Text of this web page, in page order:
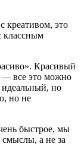
креативом, это
классным
Красивый
— все это можно
идеальный, но
но не
быстрое, мы
смыслы, а не за